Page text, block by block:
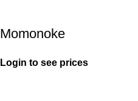
Momonoke
Login to see prices